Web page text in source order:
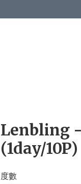
Lenbling
(1day/10P)
度數